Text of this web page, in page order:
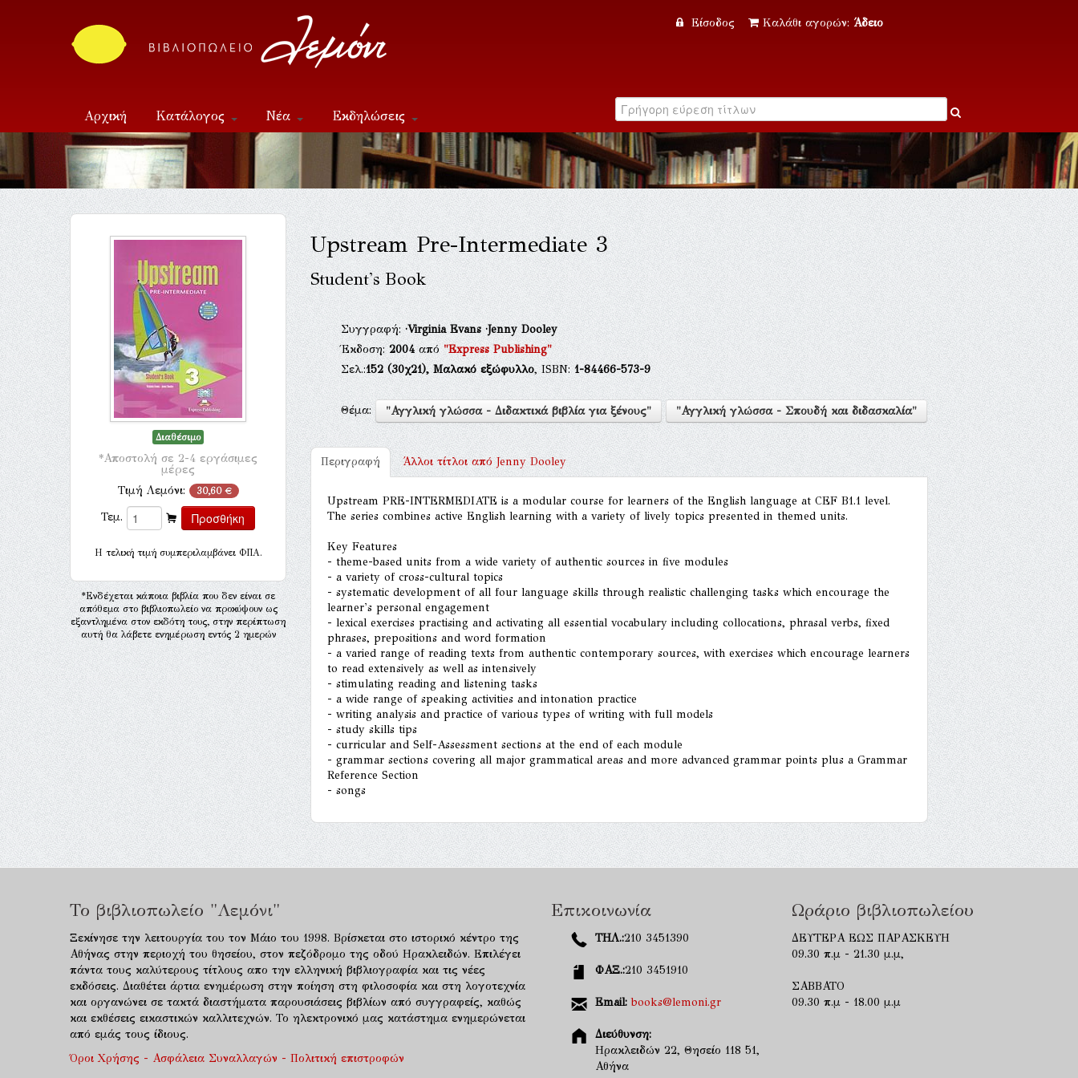
Είσοδος Καλάθι αγορών: Άδειο
Αρχική Κατάλογος Νέα Εκδηλώσεις
Επικοινωνία
Διαθέσιμο
*Αποστολή σε 2-4 εργάσιμες
μέρες
Τιμή Λεμόνι: 30,60 €
Τεμ.
H τελική τιμή συμπεριλαμβάνει ΦΠΑ.
*Ενδέχεται κάποια βιβλία που δεν είναι σε
απόθεμα στο βιβλιοπωλείο να προκύψουν ως
εξαντλημένα στον εκδότη τους, στην περίπτωση
αυτή θα λάβετε ενημέρωση εντός 2 ημερών
Upstream Pre-Intermediate 3
Student's Book
Συγγραφή:·Virginia Evans·Jenny Dooley
Έκδοση:2004από"Express Publishing"
Σελ.:152(30χ21), Μαλακό εξώφυλλο, ISBN:1-84466-573-9
Θέμα: "Αγγλική γλώσσα - Διδακτικά βιβλία για ξένους" "Αγγλική γλώσσα - Σπουδή και διδασκαλία"
Περιγραφή Άλλοι τίτλοι απόJenny Dooley
Upstream PRE-INTERMEDIATE is a modular course for learners of the English language at CEF B1.1 level.
The series combines active English learning with a variety of lively topics presented in themed units.
Key Features
- theme-based units from a wide variety of authentic sources in five modules
- a variety of cross-cultural topics
- systematic development of all four language skills through realistic challenging tasks which encourage the
learner's personal engagement
- lexical exercises practising and activating all essential vocabulary including collocations, phrasal verbs, fixed
phrases, prepositions and word formation
- a varied range of reading texts from authentic contemporary sources, with exercises which encourage learners
to read extensively as well as intensively
- stimulating reading and listening tasks
- a wide range of speaking activities and intonation practice
- writing analysis and practice of various types of writing with full models
- study skills tips
- curricular and Self-Assessment sections at the end of each module
- grammar sections covering all major grammatical areas and more advanced grammar points plus a Grammar
Reference Section
- songs
Το βιβλιοπωλείο "Λεμόνι"
Ξεκίνησε την λειτουργία του τον Μάιο του 1998. Βρίσκεται στο ιστορικό κέντρο της
Αθήνας στην περιοχή του θησείου, στον πεζόδρομο της οδού Ηρακλειδών. Επιλέγει
πάντα τους καλύτερους τίτλους απο την ελληνική βιβλιογραφία και τις νέες
εκδόσεις. Διαθέτει άρτια ενημέρωση στην ποίηση στη φιλοσοφία και στη λογοτεχνία
και οργανώνει σε τακτά διαστήματα παρουσιάσεις βιβλίων από συγγραφείς, καθώς
και εκθέσεις εικαστικών καλλιτεχνών. Το ηλεκτρονικό μας κατάστημα ενημερώνεται
από εμάς τους ίδιους.
Όροι Χρήσης - Ασφάλεια Συναλλαγών - Πολιτική επιστροφών
Επικοινωνία
ΤΗΛ.:210 3451390
ΦΑΞ.:210 3451910
Email: books@lemoni.gr
Διεύθυνση:
Ηρακλειδών 22, Θησείο 118 51,
Αθήνα
Ωράριο βιβλιοπωλείου
ΔΕΥΤΕΡΑ ΕΩΣ ΠΑΡΑΣΚΕΥΗ
09.30 π.μ - 21.30 μ.μ,
ΣΑΒΒΑΤΟ
09.30 π.μ - 18.00 μ.μ